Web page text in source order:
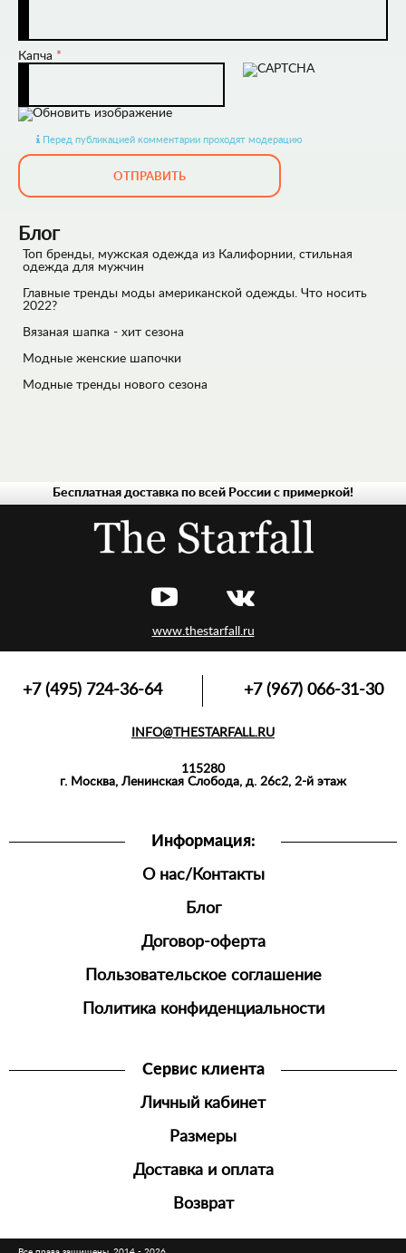
Капча *
Перед публикацией комментарии проходят модерацию
ОТПРАВИТЬ
Блог
Топ бренды, мужская одежда из Калифорнии, стильная
одежда для мужчин
Главные тренды моды американской одежды. Что носить
2022?
Вязаная шапка - хит сезона
Модные женские шапочки
Модные тренды нового сезона
Бесплатная доставка по всей России с примеркой!
www.thestarfall.ru
Информация:
О нас/Контакты
Блог
Договор-оферта
Пользовательское соглашение
Политика конфиденциальности
Сервис клиента
Личный кабинет
Размеры
Доставка и оплата
Возврат
+7 (495) 724-36-64 +7 (967) 066-31-30
INFO@THESTARFALL.RU
115280
г. Москва, Ленинская Слобода, д. 26с2, 2-й этаж